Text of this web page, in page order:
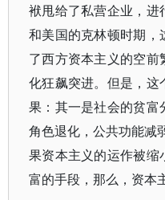
袱甩给了私营企业，
和美国的克林顿时期
了西方资本主义的空
化狂飙突进。但是，
果：其一是社会的贫富
角色退化，公共功能减
果资本主义的运作被缩
富的手段，那么，资本